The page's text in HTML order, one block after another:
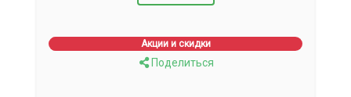
Акции и скидки
Поделиться